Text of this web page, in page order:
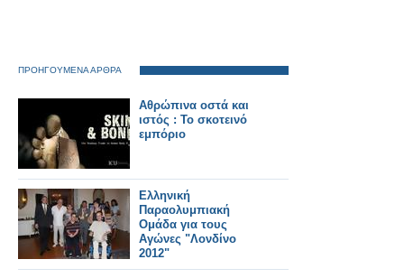
ΠΡΟΗΓΟΥΜΕΝΑ ΑΡΘΡΑ
Αθρώπινα οστά και
ιστός : Το σκοτεινό
εμπόριο
Ελληνική
Παραολυμπιακή
Ομάδα για τους
Αγώνες "Λονδίνο
2012"